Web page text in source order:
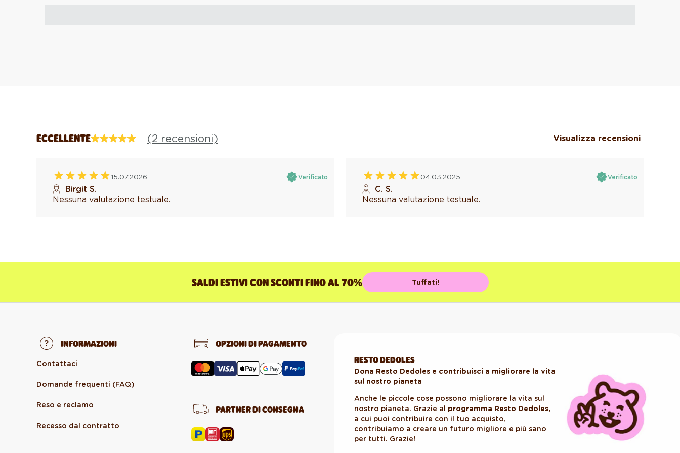
ECCELLENTE (2 recensioni) Visualizza recensioni
15.07.2026 Verificato
Birgit S.
Nessuna valutazione testuale.
04.03.2025 Verificato
C. S.
Nessuna valutazione testuale.
SALDI ESTIVI CON SCONTI FINO AL 70% Tuffati!
INFORMAZIONI
Contattaci
Domande frequenti (FAQ)
Reso e reclamo
Recesso dal contratto
OPZIONI DI PAGAMENTO
PARTNER DI CONSEGNA
RESTO DEDOLES
Dona Resto Dedoles e contribuisci a migliorare la vita
sul nostro pianeta
Anche le piccole cose possono migliorare la vita sul
nostro pianeta. Grazie al programma Resto Dedoles,
a cui puoi contribuire con il tuo acquisto,
contribuiamo a creare un futuro migliore e più sano
per tutti. Grazie!